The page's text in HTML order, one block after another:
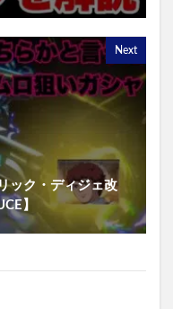
Next
ック・ディジェ改
】